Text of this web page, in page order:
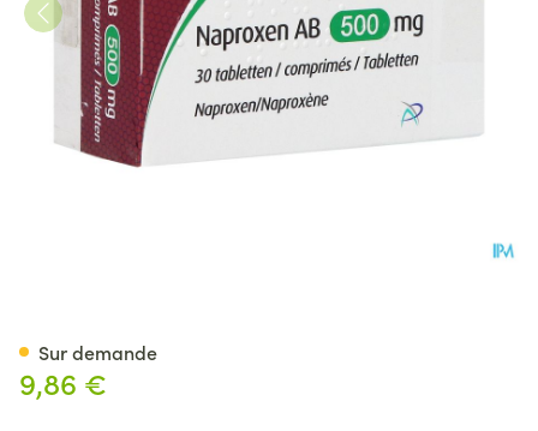
9,86 €
Sur demande